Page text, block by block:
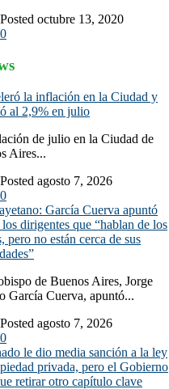
Posted octubre 13, 2020
0
la inflación en la Ciudad y
al 2,9% en julio
de julio en la Ciudad de
Aires...
Posted agosto 7, 2026
0
García Cuerva apuntó
dirigentes que “hablan de los
pero no están cerca de sus
de Buenos Aires, Jorge
García Cuerva, apuntó...
Posted agosto 7, 2026
0
le dio media sanción a la ley
privada, pero el Gobierno
retirar otro capítulo clave